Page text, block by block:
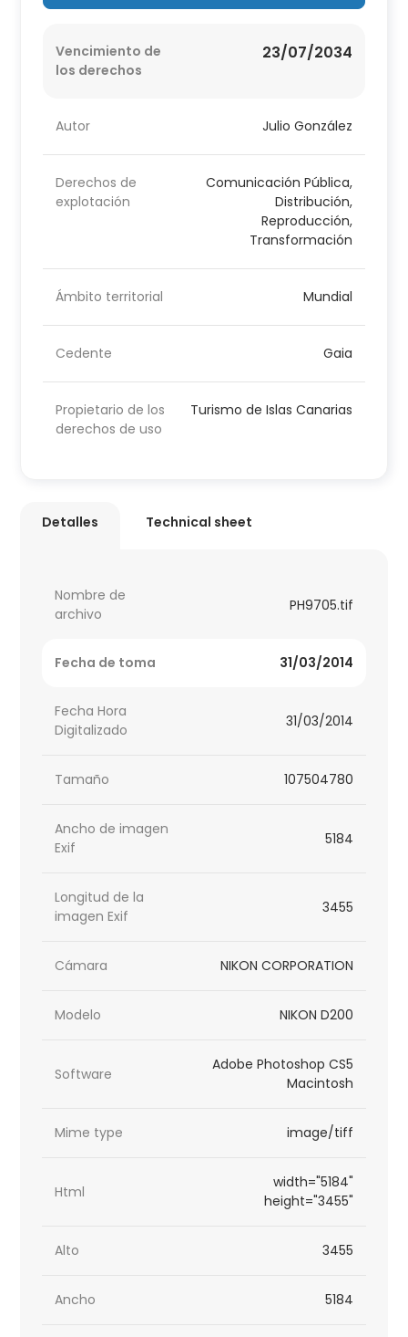
Vencimiento de
los derechos
23/07/2034
Autor Julio González
Derechos de
explotación
Comunicación Pública,
Distribución,
Reproducción,
Transformación
Ámbito territorial Mundial
Cedente Gaia
Propietario de los
derechos de uso
Turismo de Islas Canarias
Detalles Technical sheet
Nombre de
archivo
PH9705.tif
Fecha de toma 31/03/2014
Fecha Hora
Digitalizado
31/03/2014
Tamaño 107504780
Ancho de imagen
Exif
5184
Longitud de la
imagen Exif
3455
Cámara NIKON CORPORATION
Modelo NIKON D200
Software
Adobe Photoshop CS5
Macintosh
Mime type image/tiff
Html
width="5184"
height="3455"
Alto 3455
Ancho 5184